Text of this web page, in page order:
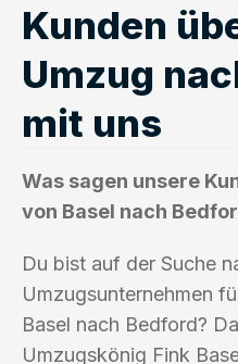
Kunden
Umzug
mit uns
Was sagen unsere
von Basel nach
Du bist auf der Suche
Umzugsunternehmen
Basel nach Bedford?
Umzugskönig Fink